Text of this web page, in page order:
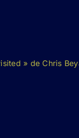
» de Chris